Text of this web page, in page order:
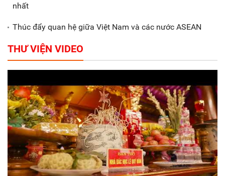
nhất
Thúc đẩy quan hệ giữa Việt Nam và các nước ASEAN
THƯ VIỆN VIDEO